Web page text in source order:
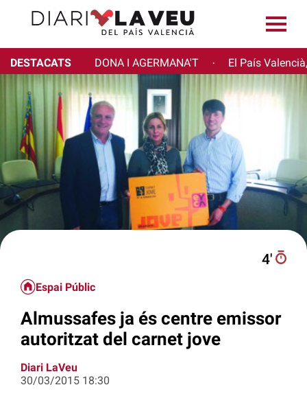
DESTACATS DONA I AGERMANA'T · El País
4′
Espai Públic
Almussafes ja és centre emissor
autoritzat del carnet jove
Diari LaVeu
30/03/2015 18:30